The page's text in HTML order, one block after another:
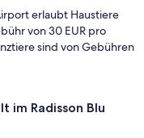
erlaubt Haustiere
von 30 EUR pro
sind von Gebühren
im Radisson Blu